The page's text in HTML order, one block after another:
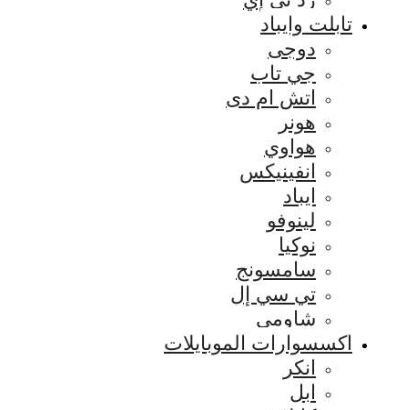
تابلت وايباد
دوجى
جي تاب
اتش ام دى
هونر
هواوي
انفينيكس
ايباد
لينوفو
نوكيا
سامسونج
تي سي إل
شاومي
اكسسوارات الموبايلات
انكر
ابل